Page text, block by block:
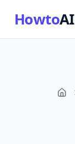
HowtoAI